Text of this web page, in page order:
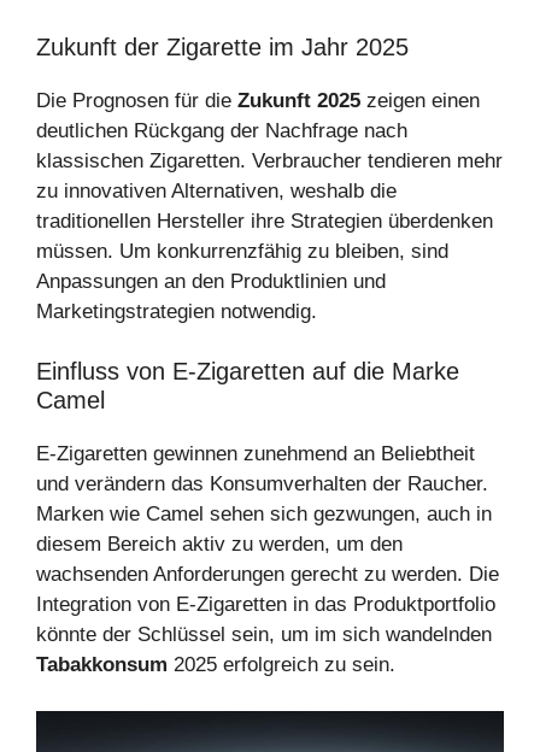
Zukunft der Zigarette im Jahr 2025
Die Prognosen für die Zukunft 2025 zeigen einen
deutlichen Rückgang der Nachfrage nach
klassischen Zigaretten. Verbraucher tendieren mehr
zu innovativen Alternativen, weshalb die
traditionellen Hersteller ihre Strategien überdenken
müssen. Um konkurrenzfähig zu bleiben, sind
Anpassungen an den Produktlinien und
Marketingstrategien notwendig.
Einfluss von E-Zigaretten auf die Marke
Camel
E-Zigaretten gewinnen zunehmend an Beliebtheit
und verändern das Konsumverhalten der Raucher.
Marken wie Camel sehen sich gezwungen, auch in
diesem Bereich aktiv zu werden, um den
wachsenden Anforderungen gerecht zu werden. Die
Integration von E-Zigaretten in das Produktportfolio
könnte der Schlüssel sein, um im sich wandelnden
Tabakkonsum 2025 erfolgreich zu sein.